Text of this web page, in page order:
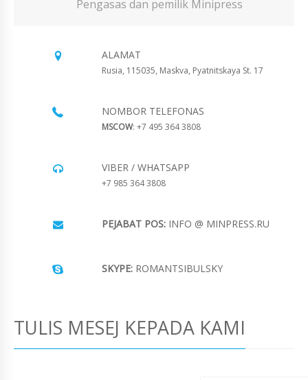
Pengasas dan pemilik Minipress
ALAMAT
Rusia, 115035, Maskva, Pyatnitskaya St. 17
NOMBOR TELEFONAS
MSCOW: +7 495 364 3808
VIBER / WHATSAPP
+7 985 364 3808
PEJABAT POS: INFO @ MINPRESS.RU
SKYPE: ROMANTSIBULSKY
TULIS MESEJ KEPADA KAMI